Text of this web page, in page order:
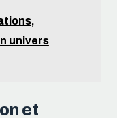
univers
et